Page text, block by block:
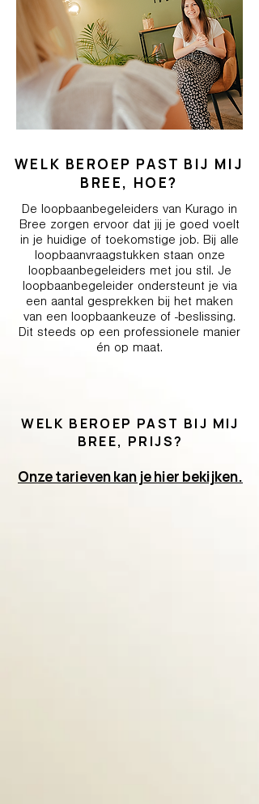
WELK BEROEP PAST BIJ MIJ
BREE, HOE?
De loopbaanbegeleiders van Kurago in
Bree zorgen ervoor dat jij je goed voelt
in je huidige of toekomstige job. Bij alle
loopbaanvraagstukken staan onze
loopbaanbegeleiders met jou stil. Je
loopbaanbegeleider ondersteunt je via
een aantal gesprekken bij het maken
van een loopbaankeuze of -beslissing.
Dit steeds op een professionele manier
én op maat.
WELK BEROEP PAST BIJ MIJ
BREE, PRIJS?
Onze tarieven kan je hier bekijken.